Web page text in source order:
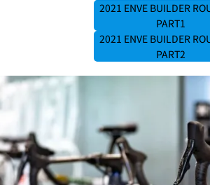
2021 ENVE BUILDER
PART1
2021 ENVE BUILDER
PART2